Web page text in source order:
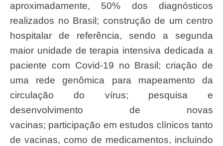
aproximadamente, 50% dos diagnósticos
realizados no Brasil; construção de um centro
hospitalar de referência, sendo a segunda
maior unidade de terapia intensiva dedicada a
paciente com Covid-19 no Brasil; criação de
uma rede genômica para mapeamento da
circulação do vírus; pesquisa e
desenvolvimento de novas
vacinas; participação em estudos clínicos tanto
de vacinas, como de medicamentos, incluindo